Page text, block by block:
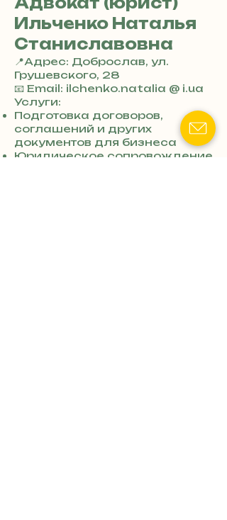
Ильченко Наталья
Станиславовна
📍Адрес: Доброслав, ул.
Грушевского, 28
+
3
8
0
7
3
📧 Email: ilchenko.natalia @ i.ua
Услуги:
Подготовка договоров,
соглашений и других
документов для бизнеса
Юридическое сопровождение